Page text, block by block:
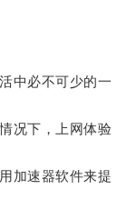
中必不可少的一
况下，上网体验
加速器软件来提